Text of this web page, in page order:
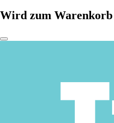
Wird zum Warenkorb